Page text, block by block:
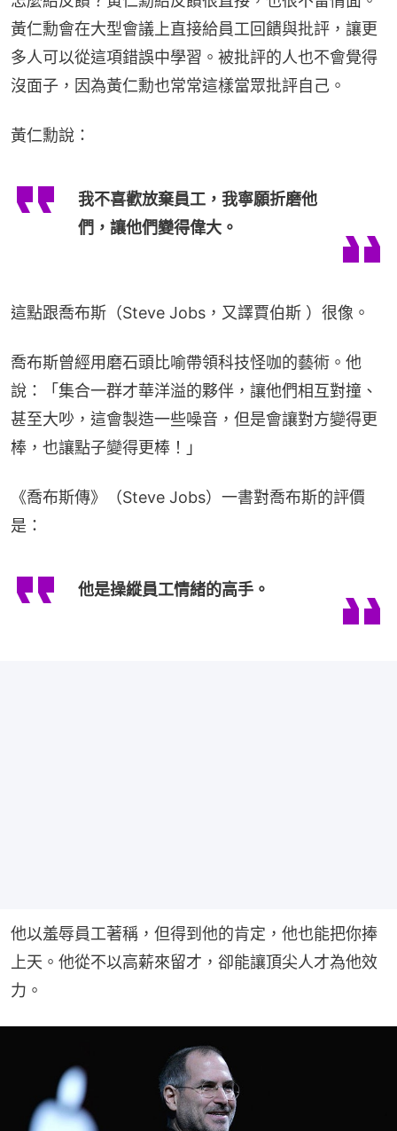
黃仁勳會在大型會議上直接給員工回饋與批評，讓更
多人可以從這項錯誤中學習。被批評的人也不會覺得
沒面子，因為黃仁勳也常常這樣當眾批評自己。
黃仁勳說：
我不喜歡放棄員工，我寧願折磨他
們，讓他們變得偉大。
這點跟喬布斯（Steve Jobs，又譯賈伯斯 ）很像。
喬布斯曾經用磨石頭比喻帶領科技怪咖的藝術。他
說：「集合一群才華洋溢的夥伴，讓他們相互對撞、
甚至大吵，這會製造一些噪音，但是會讓對方變得更
棒，也讓點子變得更棒！」
《喬布斯傳》（Steve Jobs）一書對喬布斯的評價
是：
他是操縱員工情緒的高手。
他以羞辱員工著稱，但得到他的肯定，他也能把你捧
上天。他從不以高薪來留才，卻能讓頂尖人才為他效
力。